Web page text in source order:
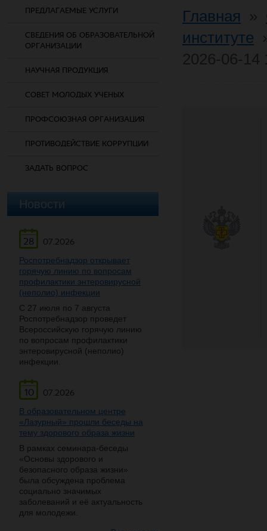
ПРЕДЛАГАЕМЫЕ УСЛУГИ
СВЕДЕНИЯ ОБ ОБРАЗОВАТЕЛЬНОЙ
ОРГАНИЗАЦИИ
НАУЧНАЯ ПРОДУКЦИЯ
СОВЕТ МОЛОДЫХ УЧЕНЫХ
ПРОФСОЮЗНАЯ ОРГАНИЗАЦИЯ
ПРОТИВОДЕЙСТВИЕ КОРРУПЦИИ
ЗАДАТЬ ВОПРОС
Новости
28
07.2026
Роспотребнадзор открывает
горячую линию по вопросам
профилактики энтеровирусной
(неполио) инфекции
С 27 июля по 7 августа
Роспотребнадзор проведет
Всероссийскую горячую линию
по вопросам профилактики
энтеровирусной (неполио)
инфекции.
10
07.2026
В образовательном центре
«Лазурный» прошли беседы на
тему здорового образа жизни
В рамках семинара-беседы
«Основы здорового и
безопасного образа жизни»
была обсуждена проблема
социально значимых
заболеваний и её актуальность
для молодежи.
Главная
институте